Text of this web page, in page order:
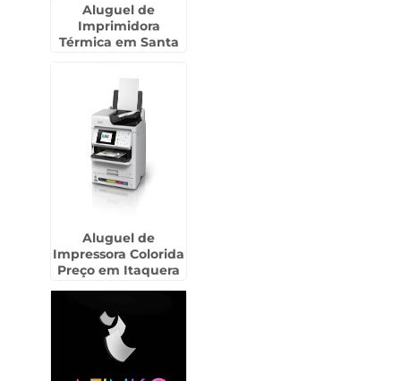
Aluguel de
Imprimidora
Térmica em Santa
Aluguel de
Impressora Colorida
Preço em Itaquera